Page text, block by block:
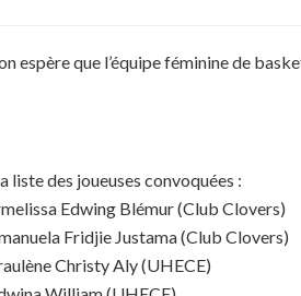
espère que l’équipe féminine de
liste des joueuses convoquées :
Edwing Blémur (Club Clovers)
Fridjie Justama (Club Clovers)
Christy Aly (UHECE)